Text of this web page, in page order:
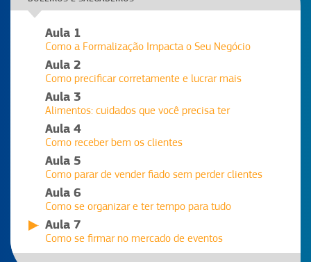
Aula 1
Como a Formalização Impacta o Seu Negócio
Aula 2
Como precificar corretamente e lucrar mais
Aula 3
Alimentos: cuidados que você precisa ter
Aula 4
Como receber bem os clientes
Aula 5
Como parar de vender fiado sem perder clientes
Aula 6
Como se organizar e ter tempo para tudo
Aula 7
Como se firmar no mercado de eventos
Aula 8